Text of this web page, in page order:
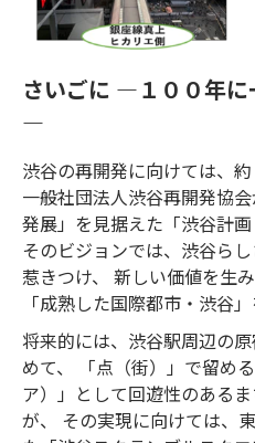
さいごに ―１００年
―
渋谷の再開発に向けては、
一般社団法人渋谷再開発協
発展」を見据えた「渋谷計画
そのビジョンでは、渋谷ら
惹きつけ、 新しい価値を生
「成熟した国際都市・渋谷
将来的には、渋谷駅周辺の
めて、 「点（街）」で留め
ア）」として回遊性のある
が、 その実現に向けては、